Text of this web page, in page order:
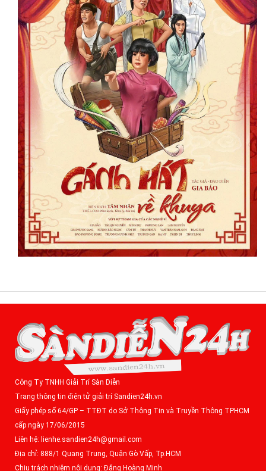
Công Ty TNHH Giải Trí Sàn Diễn
Trang thông tin điện tử giải trí Sandien24h.vn
Giấy phép số 64/GP – TTĐT do Sở Thông Tin và Truyền Thông TPHCM
cấp ngày 17/06/2015
Liên hệ: lienhe.sandien24h@gmail.com
Địa chỉ: 888/1 Quang Trung, Quận Gò Vấp, Tp.HCM
Chịu trách nhiệm nội dung: Đặng Hoàng Minh